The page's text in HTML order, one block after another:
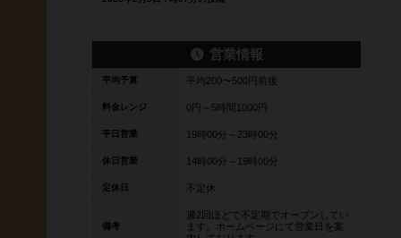
営業情報
平均予算 平均200〜500円前後
料金レンジ 0円～5時間1000円
平日営業 19時00分～23時00分
休日営業 14時00分～19時00分
定休日 不定休
備考
週2回ほどで不定期でオープンしてい
ます。ホームページにて営業日を案